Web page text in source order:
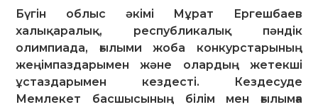
Бүгін облыс әкімі Мұрат Ергешбаев
халықаралық, республикалық пәндік
олимпиада, ғылыми жоба конкурстарының
жеңімпаздарымен және олардың жетекші
ұстаздарымен кездесті. Кездесуде
Мемлекет басшысының білім мен ғылымға